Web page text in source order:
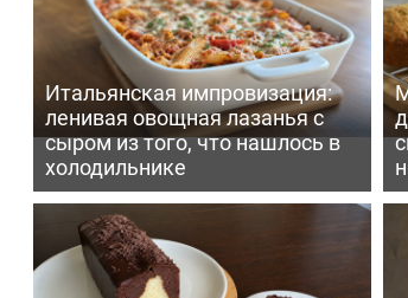
Итальянская импровизация:
ленивая овощная лазанья с
сыром из того, что нашлось в
холодильнике